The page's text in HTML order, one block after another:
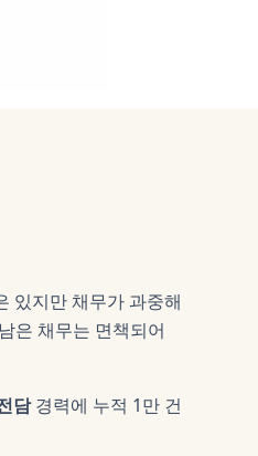
있지만 채무가 과중해
은 채무는 면책되어
담경력에 누적 1만 건